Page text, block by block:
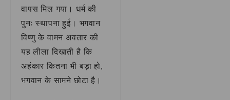
वापस मिल गया। धर्म की
पुनः स्थापना हुई। भगवान
विष्णु के वामन अवतार की
यह लीला दिखाती है कि
अहंकार कितना भी बड़ा हो,
भगवान के सामने छोटा है।